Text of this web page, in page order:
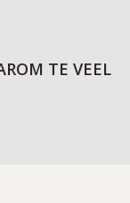
TE VEEL